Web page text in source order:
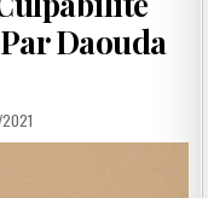
Daouda